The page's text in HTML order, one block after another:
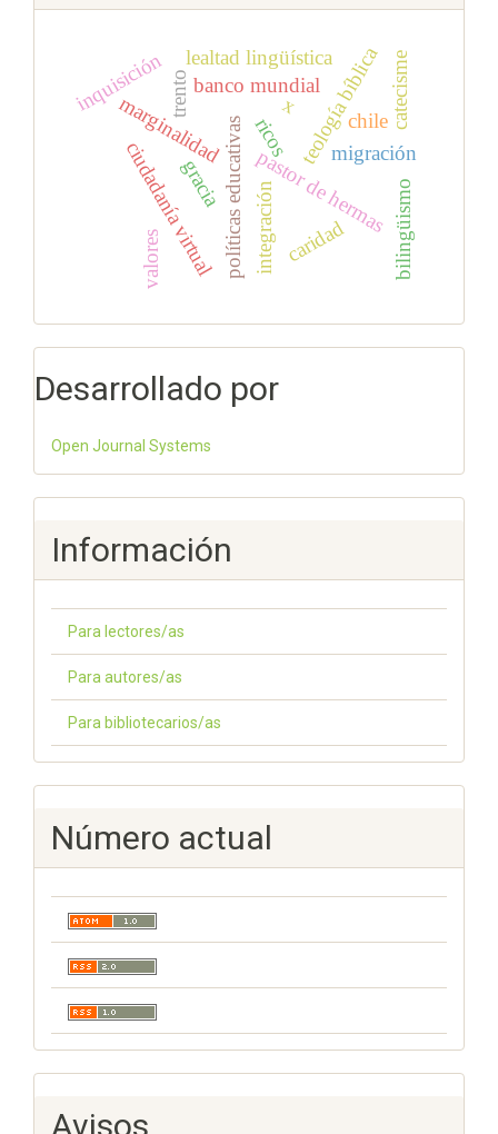
x
políticas educativaspastor de hermas
marginalidad
integración
ricos
ciudadanía virtual
teología bíblica
banco mundial
migración
bilingüismo
gracia
inquisición
caridad
chile
valores
lealtad lingüística catecisme
trento
Desarrollado por
Open Journal Systems
Información
Para lectores/as
Para autores/as
Para bibliotecarios/as
Número actual
Avisos